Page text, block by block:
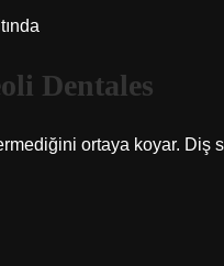
Dentales
ortaya koyar. Diş